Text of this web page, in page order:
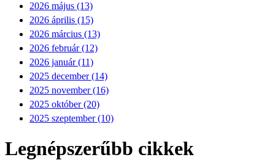
2026 május (13)
2026 április (15)
2026 március (13)
2026 február (12)
2026 január (11)
2025 december (14)
2025 november (16)
2025 október (20)
2025 szeptember (10)
Legnépszerűbb cikkek